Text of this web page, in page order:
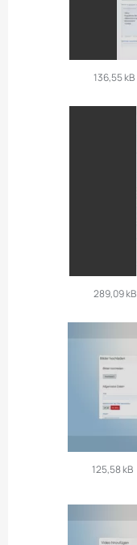
136,55 kB
289,09 kB
125,58 kB